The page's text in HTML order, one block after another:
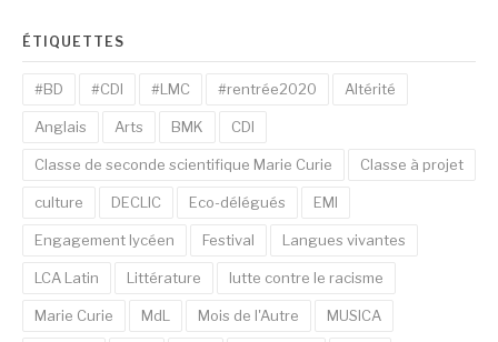
ÉTIQUETTES
#BD #CDI #LMC #rentrée2020 Altérité
Anglais Arts BMK CDI
Classe de seconde scientifique Marie Curie Classe à projet
culture DECLIC Eco-délégués EMI
Engagement lycéen Festival Langues vivantes
LCA Latin Littérature lutte contre le racisme
Marie Curie MdL Mois de l'Autre MUSICA